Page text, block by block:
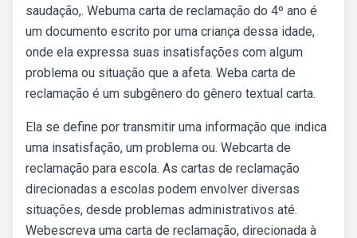
saudação,. Webuma carta de reclamação do 4º ano é
um documento escrito por uma criança dessa idade,
onde ela expressa suas insatisfações com algum
problema ou situação que a afeta. Weba carta de
reclamação é um subgênero do gênero textual carta.
Ela se define por transmitir uma informação que indica
uma insatisfação, um problema ou. Webcarta de
reclamação para escola. As cartas de reclamação
direcionadas a escolas podem envolver diversas
situações, desde problemas administrativos até.
Webescreva uma carta de reclamação, direcionada à